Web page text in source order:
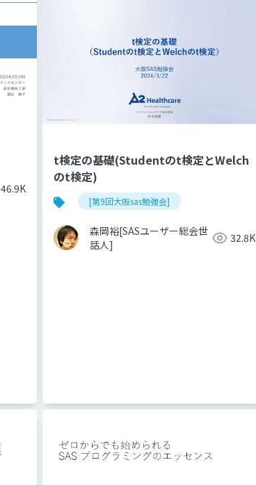
46.9K
t検定の基礎(Studentのt検定とWelch
のt検定)
[第9回大阪sas勉強会]
森岡裕[SASユーザー総会世
話人]
32.8K